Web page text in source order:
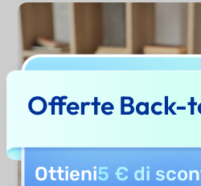
Offerte Back-
Ottieni5 € di